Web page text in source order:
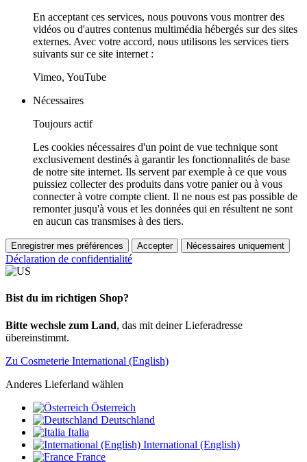
En acceptant ces services, nous pouvons vous montrer des
vidéos ou d'autres contenus multimédia hébergés sur des sites
externes. Avec votre accord, nous utilisons les services tiers
suivants sur ce site internet :
Vimeo, YouTube
Nécessaires
Toujours actif
Les cookies nécessaires d'un point de vue technique sont
exclusivement destinés à garantir les fonctionnalités de base
de notre site internet. Ils servent par exemple à ce que vous
puissiez collecter des produits dans votre panier ou à vous
connecter à votre compte client. Il ne nous est pas possible de
remonter jusqu'à vous et les données qui en résultent ne sont
en aucun cas transmises à des tiers.
Enregistrer mes préférences Accepter Nécessaires uniquement
Déclaration de confidentialité
Bist du im richtigen Shop?
Bitte wechsle zum Land, das mit deiner Lieferadresse
übereinstimmt.
Zu Cosmeterie International (English)
Anderes Lieferland wählen
Österreich
Deutschland
Italia
International (English)
France